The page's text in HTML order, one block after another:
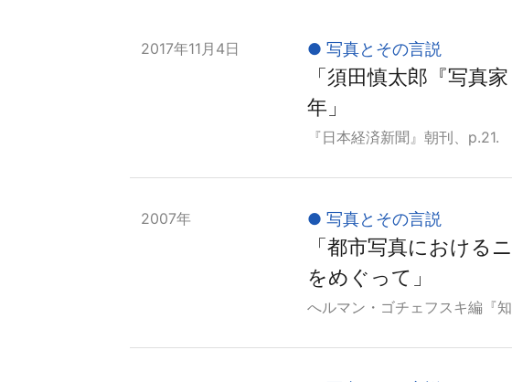
2017年11月4日 写真とその言説
「須田慎太郎『写
年」
『日本経済新聞』朝刊、p.21.
2007年 写真とその言説
「都市写真における
をめぐって」
へルマン・ゴチェフスキ編『